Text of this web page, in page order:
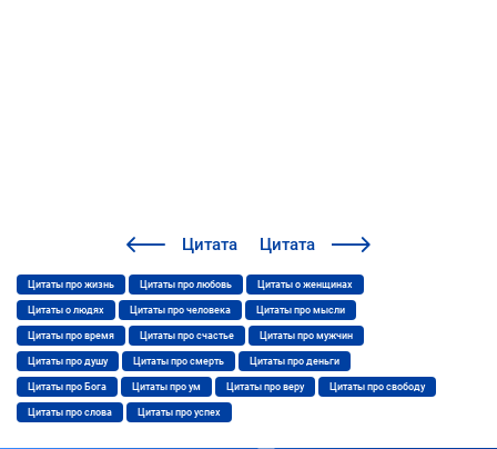
Цитата Цитата
Цитаты про жизнь Цитаты про любовь Цитаты о женщинах
Цитаты о людях Цитаты про человека Цитаты про мысли
Цитаты про время Цитаты про счастье Цитаты про мужчин
Цитаты про душу Цитаты про смерть Цитаты про деньги
Цитаты про Бога Цитаты про ум Цитаты про веру Цитаты про свободу
Цитаты про слова Цитаты про успех